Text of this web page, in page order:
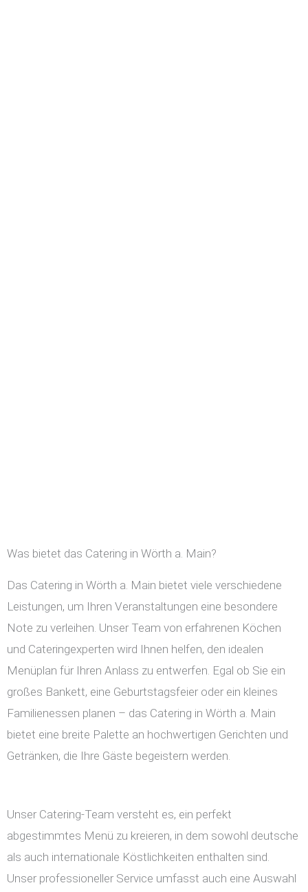
Was bietet das Catering in Wörth a. Main?
Das Catering in Wörth a. Main bietet viele verschiedene
Leistungen, um Ihren Veranstaltungen eine besondere
Note zu verleihen. Unser Team von erfahrenen Köchen
und Cateringexperten wird Ihnen helfen, den idealen
Menüplan für Ihren Anlass zu entwerfen. Egal ob Sie ein
großes Bankett, eine Geburtstagsfeier oder ein kleines
Familienessen planen – das Catering in Wörth a. Main
bietet eine breite Palette an hochwertigen Gerichten und
Getränken, die Ihre Gäste begeistern werden.
Unser Catering-Team versteht es, ein perfekt
abgestimmtes Menü zu kreieren, in dem sowohl deutsche
als auch internationale Köstlichkeiten enthalten sind.
Unser professioneller Service umfasst auch eine Auswahl